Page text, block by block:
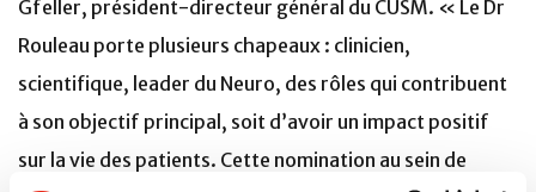
Gfeller, président-directeur général du CUSM. « Le Dr
Rouleau porte plusieurs chapeaux : clinicien,
scientifique, leader du Neuro, des rôles qui contribuent
à son objectif principal, soit d’avoir un impact positif
sur la vie des patients. Cette nomination au sein de